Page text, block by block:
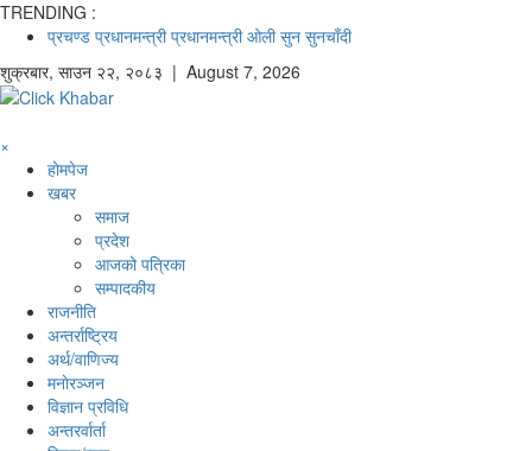
TRENDING :
प्रचण्ड प्रधानमन्त्री प्रधानमन्त्री ओली सुन सुनचाँदी
शुक्रबार, साउन २२, २०८३ | August 7, 2026
×
होमपेज
खबर
समाज
प्रदेश
आजको पत्रिका
सम्पादकीय
राजनीति
अन्तर्राष्ट्रिय
अर्थ/वाणिज्य
मनाेरञ्जन
विज्ञान प्रविधि
अन्तरर्वार्ता